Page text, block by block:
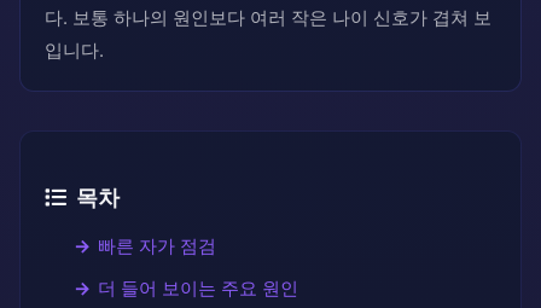
다. 보통 하나의 원인보다 여러 작은 나이 신호가 겹쳐 보
입니다.
목차
빠른 자가 점검
더 들어 보이는 주요 원인